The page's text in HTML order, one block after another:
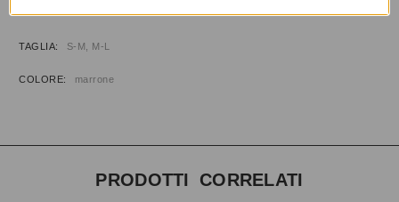
TAGLIA S-M, M-L
COLORE marrone
PRODOTTI CORRELATI